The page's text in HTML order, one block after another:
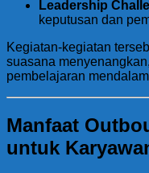
Leadership
keputusan dan
Kegiatan-kegiatan
suasana
pembelajaran
Manfaat
untuk